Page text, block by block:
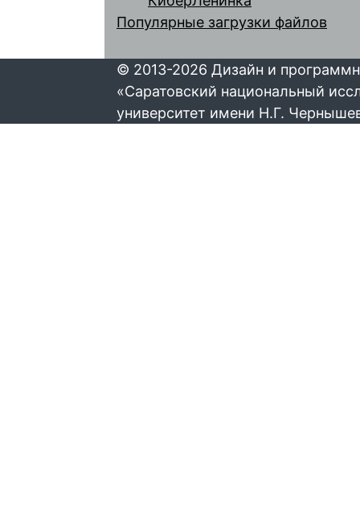
Популярные загрузки файлов
© 2013-2026 Дизайн и
«Саратовский национальный
университет имени Н.Г.